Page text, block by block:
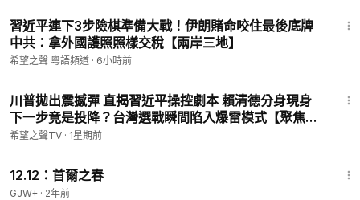
578-0088
🤝廣告合作洽談 ►SOHTV2022@gmail.com
㊙️爆料郵箱 ► sohtv99@gmail.com
習近平連下3步險棋準備大戰！伊朗賭命咬住最後底牌
中共：拿外國護照照樣交稅【兩岸三地】
希望之聲 粵語頻道 · 6小時前
川普拋出震撼彈 直揭習近平操控劇本 賴清德分身現身
下一步竟是投降？台灣選戰瞬間陷入爆雷模式【聚焦臺
灣】
希望之聲TV · 1星期前
12.12：首爾之春
GJW+ · 2年前